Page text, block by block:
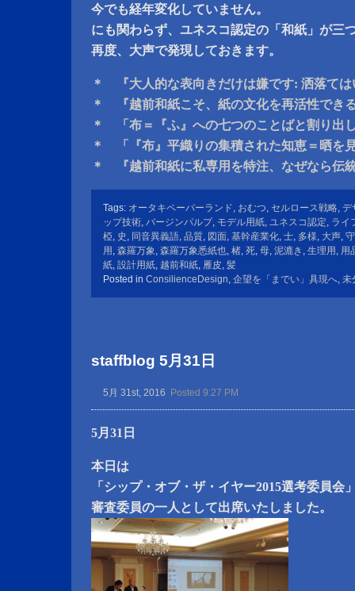
今でも経年変化していません。
にも関わらず、ユネスコ認定の「和紙」が三
再度、大声で発現しておきます。
＊ 『大人的な表向きだけは嫌です: 洒落ては
＊ 『越前和紙こそ、紙の文化を再活性でき
＊ 「布＝『ふ』への七つのことばと割り出
＊ 「『布』平織りの集積された知恵＝晒を
＊ 『越前和紙に私専用を特注、なぜなら伝
Tags: オータキペーパーランド, おむつ, セルロース戦略, デ
ップ技術, バージンパルプ, モデル用紙, ユネスコ認定, ライ
椏, 史 , 同音異義語, 品質, 図面, 基幹産業化, 士, 多様, 大声, 守
用 , 森羅万象, 森羅万象悉紙也, 楮, 死, 母, 泥漉き , 生理用 , 用
紙, 設計用紙, 越前和紙, 雁皮, 髪
Posted in ConsilienceDesign, 企望を「までい」具現へ, 未
staffblog 5月31日
5月 31st, 2016 Posted 9:27 PM
5月31日
本日は
「シップ・オブ・ザ・イヤー2015選考委員会
審査委員の一人として出席いたしました。